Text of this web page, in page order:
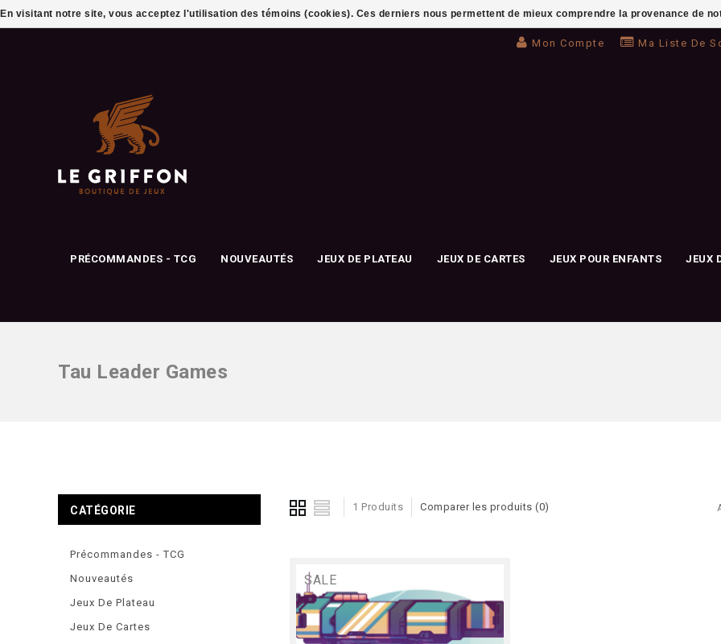
Mon Compte Ma Liste De
PRÉCOMMANDES - TCG NOUVEAUTÉS JEUX DE PLATEAU JEUX DE CARTES JEUX POUR ENFANTS JEUX
Tau Leader Games
1 Produits Comparer les produits (0)
SALE
CATÉGORIE
Précommandes - TCG
Nouveautés
Jeux De Plateau
Jeux De Cartes
En visitant notre site, vous acceptez l'utilisation des témoins (cookies). Ces derniers nous permettent de mieux comprendre la provenance de